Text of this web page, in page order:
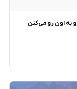
به اون رو می‌کنن